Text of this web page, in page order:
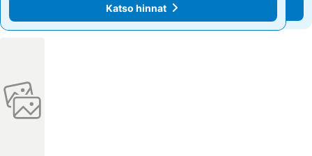
Katso hinnat
Katso hinnat